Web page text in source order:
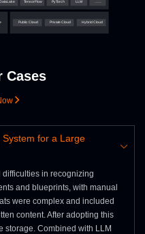
Cases
for a Large
in recognizing
and blueprints, with manual
were complex and included
content. After adopting this
storage. Combined with LLM